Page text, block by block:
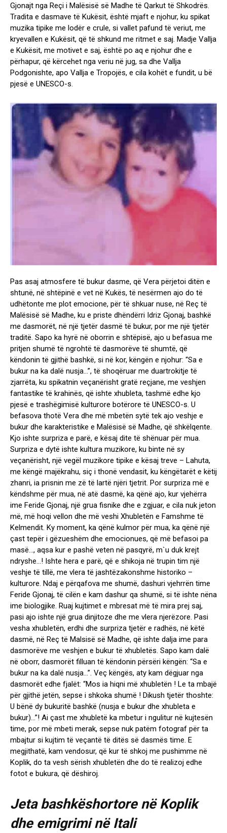
Gjonajt nga Reçi i Malësisë së Madhe të Qarkut të Shkodrës.
Tradita e dasmave të Kukësit, është mjaft e njohur, ku spikat
muzika tipike me lodër e crule, si vallet pafund të veriut, me
kryevallen e Kukësit, që të shkund me ritmet e saj. Madje Vallja
e Kukësit, me motivet e saj, është po aq e njohur dhe e
përhapur, që kërcehet nga veriu në jug, sa dhe Vallja
Podgonishte, apo Vallja e Tropojës, e cila kohët e fundit, u bë
pjesë e UNESCO-s.
Pas asaj atmosfere të bukur dasme, që Vera përjetoi ditën e
shtunë, në shtëpinë e vet në Kukës, të nesërmen ajo do të
udhëtonte me plot emocione, për të shkuar nuse, në Reç të
Malësisë së Madhe, ku e priste dhëndërri Idriz Gjonaj, bashkë
me dasmorët, në një tjetër dasmë të bukur, por me një tjetër
traditë. Sapo ka hyrë në oborrin e shtëpisë, ajo u befasua me
pritjen shumë të ngrohtë të dasmorëve të shumtë, që
këndonin të gjithë bashkë, si në kor, këngën e njohur: “Sa e
bukur na ka dalë nusja…”, të shoqëruar me duartrokitje të
zjarrëta, ku spikatnin veçanërisht gratë reçjane, me veshjen
fantastike të krahinës, që ishte xhubleta, tashmë edhe kjo
pjesë e trashëgimisë kulturore botërore të UNESCO-s. U
befasova thotë Vera dhe më mbetën sytë tek ajo veshje e
bukur dhe karakteristike e Malësisë së Madhe, që shkëlqente.
Kjo ishte surpriza e parë, e kësaj dite të shënuar për mua.
Surpriza e dytë ishte kultura muzikore, ku binte në sy
veçanërisht, një vegël muzikore tipike e kësaj treve – Lahuta,
me këngë majëkrahu, siç i thonë vendasit, ku këngëtarët e këtij
zhanri, ia prisnin me zë të lartë njëri tjetrit. Por surpriza më e
këndshme për mua, në atë dasmë, ka qënë ajo, kur vjehërra
ime Feride Gjonaj, një grua fisnike dhe e zgjuar, e cila nuk jeton
më, më hoqi vellon dhe më veshi Xhubletën e Famshme të
Kelmendit. Ky moment, ka qënë kulmor për mua, ka qënë një
çast tepër i gëzueshëm dhe emocionues, që më befasoi pa
masë…, aqsa kur e pashë veten në pasqyrë, m`u duk krejt
ndryshe…! Ishte hera e parë, që e shikoja në trupin tim një
veshje të tillë, me vlera të jashtëzakonshme historiko –
kulturore. Ndaj e përqafova me shumë, dashuri vjehrrën time
Feride Gjonaj, të cilën e kam dashur qa shumë, si të ishte nëna
ime biologjike. Ruaj kujtimet e mbresat më të mira prej saj,
pasi ajo ishte një grua dinjitoze dhe me vlera njerëzore. Pasi
vesha xhubletën, erdhi dhe surpriza tjetër e radhës, në këtë
dasmë, në Reç të Malsisë së Madhe, që ishte dalja ime para
dasmorëve me veshjen e bukur të xhubletës. Sapo kam dalë
në oborr, dasmorët filluan të këndonin përsëri këngën: “Sa e
bukur na ka dalë nusja…”. Veç këngës, aty kam dëgjuar nga
dasmorët edhe fjalët: “Mos ia hiqni më xhubletën ! Le ta mbajë
për gjithë jetën, sepse i shkoka shumë ! Dikush tjetër thoshte:
U bënë dy bukuritë bashkë (nusja e bukur dhe xhubleta e
bukur)…”! Ai çast me xhubletë ka mbetur i ngulitur në kujtesën
time, por më mbeti merak, sepse nuk patëm fotograf për ta
mbajtur si kujtim të veçantë të ditës së dasmës time. E
megjithatë, kam vendosur, që kur të shkoj me pushimme në
Koplik, do ta vesh sërish xhubletën dhe do të realizoj edhe
fotot e bukura, që dëshiroj.
Jeta bashkëshortore në Koplik
dhe emigrimi në Itali